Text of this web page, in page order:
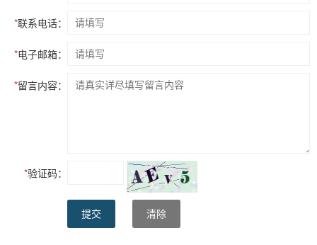
*联系电话：
*电子邮箱：
*留言内容：
*验证码：
提交 清除